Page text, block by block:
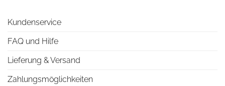
Kundenservice
FAQ und Hilfe
Lieferung & Versand
Zahlungsmöglichkeiten